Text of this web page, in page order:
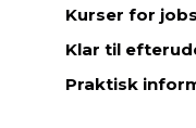
Kurser for
Klar til
Praktisk